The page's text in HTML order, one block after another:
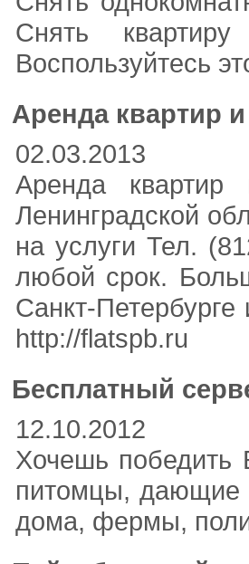
Снять
Воспользуйтесь
Аренда квартир
02.03.2013
Аренда квартир
Ленинградской
на услуги Тел.
любой срок.
Санкт-
http://flatspb.ru
Бесплатный
12.10.2012
Хочешь победить
питомцы, дающие
дома, фермы,